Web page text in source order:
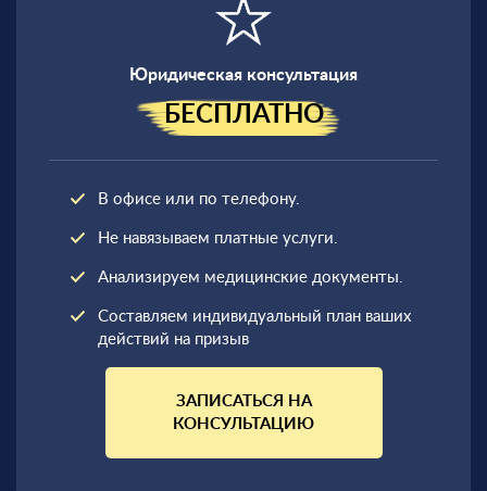
Юридическая консультация
БЕСПЛАТНО
В офисе или по телефону.
Не навязываем платные услуги.
Анализируем медицинские документы.
Составляем индивидуальный план ваших
действий на призыв
ЗАПИСАТЬСЯ НА
КОНСУЛЬТАЦИЮ